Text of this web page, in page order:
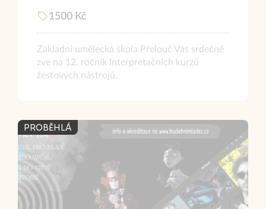
1500 Kč
Základní umělecká škola Přelouč Vás srdečně
zve na 12. ročník Interpretačních kurzů
žesťových nástrojů.
PROBĚHLÁ